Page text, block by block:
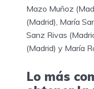
Mazo Muñoz
(Madrid), María
Sanz Rivas
(Madrid) y María
Lo más